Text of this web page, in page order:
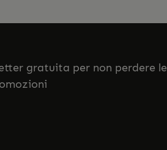
gratuita per non perdere le